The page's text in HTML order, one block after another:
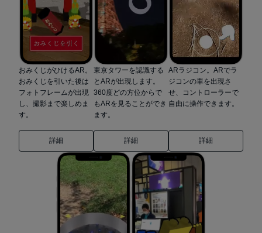
おみくじがひけるAR。
おみくじを引いた後は
フォトフレームが出現
し、撮影まで楽しめま
す。
詳細
東京タワーを認識する
とARが出現します。
360度どの方位からで
もARを見ることができ
ます。
詳細
ARラジコン。ARでラ
ジコンの車を出現さ
せ、コントローラーで
自由に操作できます。
詳細